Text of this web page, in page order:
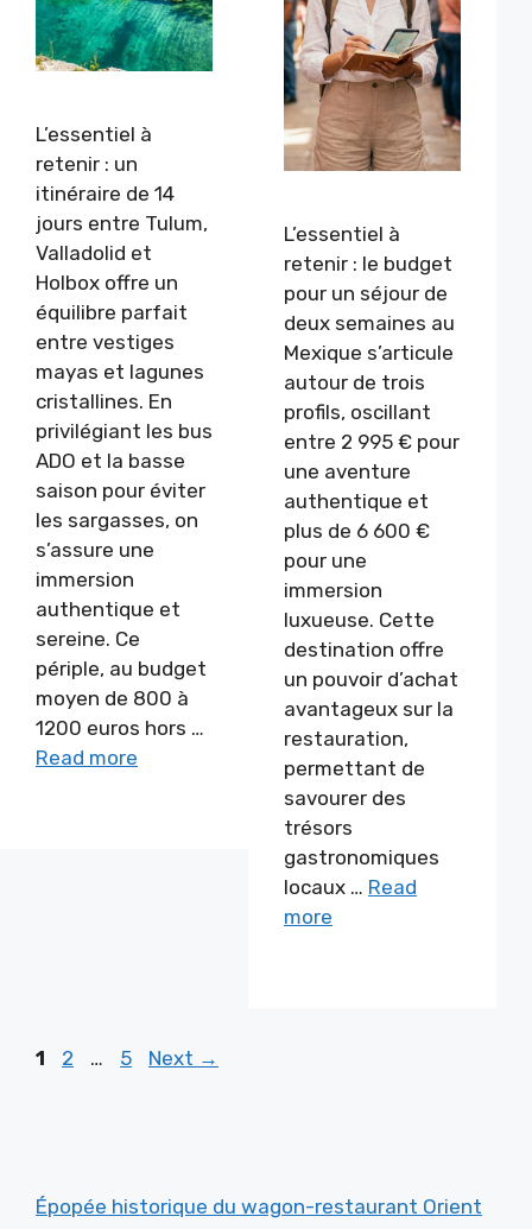
L’essentiel à
retenir : un
itinéraire de 14
jours entre Tulum,
Valladolid et
Holbox offre un
équilibre parfait
entre vestiges
mayas et lagunes
cristallines. En
privilégiant les bus
ADO et la basse
saison pour éviter
les sargasses, on
s’assure une
immersion
authentique et
sereine. Ce
périple, au budget
moyen de 800 à
1200 euros hors …
Read more
L’essentiel à
retenir : le budget
pour un séjour de
deux semaines au
Mexique s’articule
autour de trois
profils, oscillant
entre 2 995 € pour
une aventure
authentique et
plus de 6 600 €
pour une
immersion
luxueuse. Cette
destination offre
un pouvoir d’achat
avantageux sur la
restauration,
permettant de
savourer des
trésors
gastronomiques
locaux … Read
more
Page
1 Page
2 … Page
5 Next →
Épopée historique du wagon-restaurant Orient